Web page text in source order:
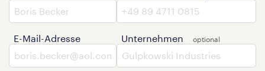
E-Mail-Adresse Unternehmen